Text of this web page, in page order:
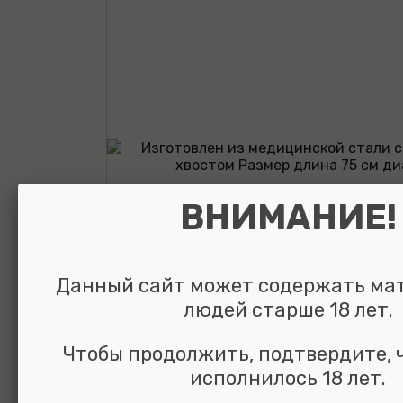
Анальная
ВНИМАНИЕ!
Данный сайт может содержать
людей старше 18 лет.
Чтобы продолжить, подтвердите,
исполнилось 18 лет.